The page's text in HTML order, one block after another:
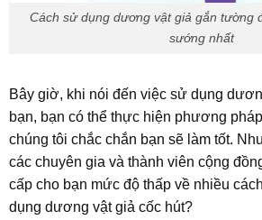
Cách sử dụng dương vật giả gắn tường
sướng nhất
Bây giờ, khi nói đến việc sử dụng
bạn, bạn có thể thực hiện phương pháp
chúng tôi chắc chắn bạn sẽ làm tốt.
các chuyên gia và thành viên cộng
cấp cho bạn mức độ thấp về nhiều
dụng dương vật giả cốc hút?